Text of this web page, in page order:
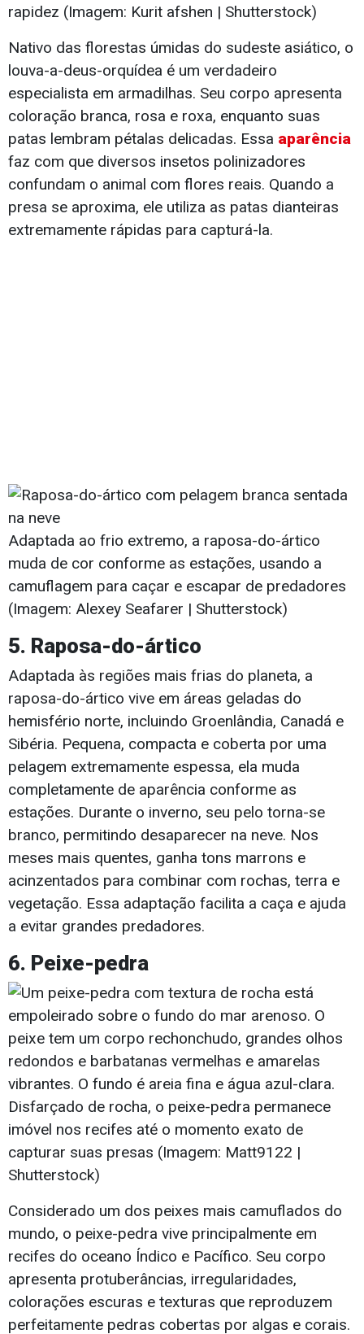
rapidez (Imagem: Kurit afshen | Shutterstock)
Nativo das florestas úmidas do sudeste asiático, o
louva-a-deus-orquídea é um verdadeiro
especialista em armadilhas. Seu corpo apresenta
coloração branca, rosa e roxa, enquanto suas
patas lembram pétalas delicadas. Essa aparência
faz com que diversos insetos polinizadores
confundam o animal com flores reais. Quando a
presa se aproxima, ele utiliza as patas dianteiras
extremamente rápidas para capturá-la.
Adaptada ao frio extremo, a raposa-do-ártico
muda de cor conforme as estações, usando a
camuflagem para caçar e escapar de predadores
(Imagem: Alexey Seafarer | Shutterstock)
5. Raposa-do-ártico
Adaptada às regiões mais frias do planeta, a
raposa-do-ártico vive em áreas geladas do
hemisfério norte, incluindo Groenlândia, Canadá e
Sibéria. Pequena, compacta e coberta por uma
pelagem extremamente espessa, ela muda
completamente de aparência conforme as
estações. Durante o inverno, seu pelo torna-se
branco, permitindo desaparecer na neve. Nos
meses mais quentes, ganha tons marrons e
acinzentados para combinar com rochas, terra e
vegetação. Essa adaptação facilita a caça e ajuda
a evitar grandes predadores.
6. Peixe-pedra
Disfarçado de rocha, o peixe-pedra permanece
imóvel nos recifes até o momento exato de
capturar suas presas (Imagem: Matt9122 |
Shutterstock)
Considerado um dos peixes mais camuflados do
mundo, o peixe-pedra vive principalmente em
recifes do oceano Índico e Pacífico. Seu corpo
apresenta protuberâncias, irregularidades,
colorações escuras e texturas que reproduzem
perfeitamente pedras cobertas por algas e corais.